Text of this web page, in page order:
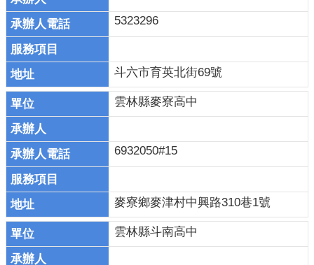
5323296
斗六市育英北街69號
雲林縣麥寮高中
6932050#15
麥寮鄉麥津村中興路310巷1號
雲林縣斗南高中